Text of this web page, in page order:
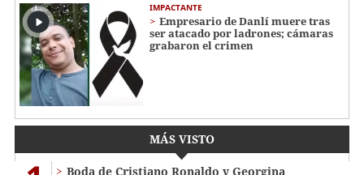
IMPACTANTE
Empresario de Danlí muere tras
ser atacado por ladrones; cámaras
grabaron el crimen
MÁS VISTO
Boda de Cristiano Ronaldo y Georgina